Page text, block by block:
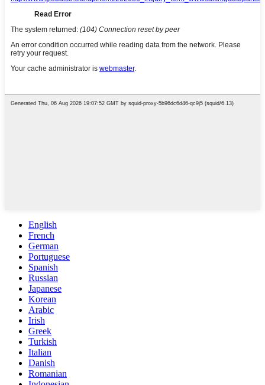
English
French
German
Portuguese
Spanish
Russian
Japanese
Korean
Arabic
Irish
Greek
Turkish
Italian
Danish
Romanian